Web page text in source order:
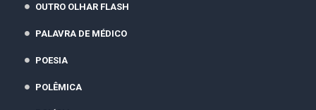
OUTRO OLHAR FLASH
PALAVRA DE MÉDICO
POESIA
POLÊMICA